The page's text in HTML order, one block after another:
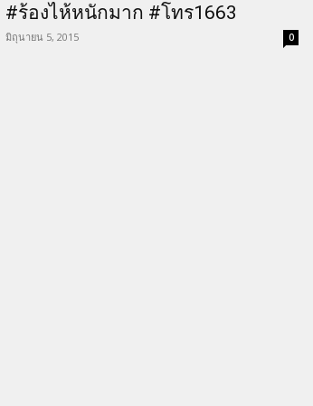
#ร้องไห้หนักมาก #โทร1663
มิถุนายน 5, 2015 0